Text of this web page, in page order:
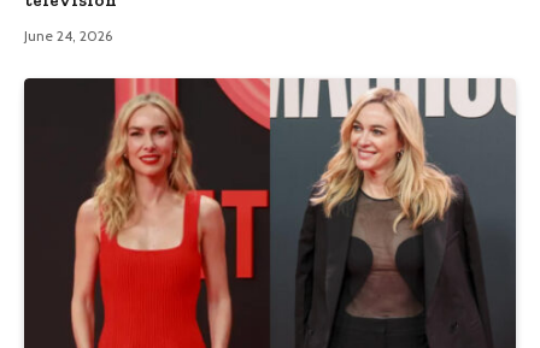
June 24, 2026